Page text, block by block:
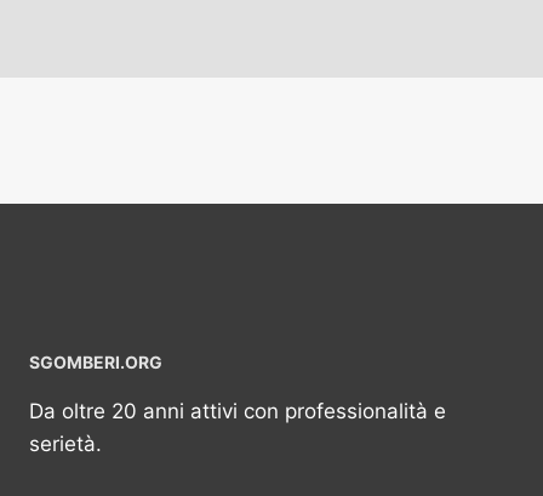
SGOMBERI.ORG
Da oltre 20 anni attivi con professionalità e
serietà.